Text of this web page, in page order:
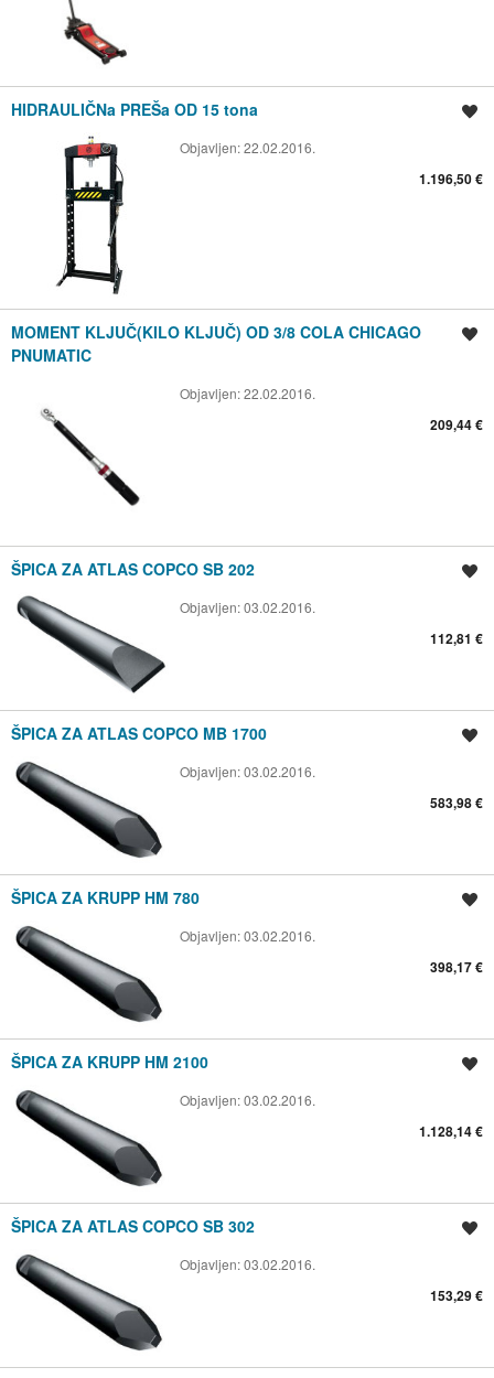
HIDRAULIČNa PREŠa OD 15 tona
Objavljen:22.02.2016.
1.196,50 €
MOMENT KLJUČ(KILO KLJUČ) OD 3/8 COLA CHICAGO
PNUMATIC
Objavljen:22.02.2016.
209,44 €
ŠPICA ZA ATLAS COPCO SB 202
Objavljen:03.02.2016.
112,81 €
ŠPICA ZA ATLAS COPCO MB 1700
Objavljen:03.02.2016.
583,98 €
ŠPICA ZA KRUPP HM 780
Objavljen:03.02.2016.
398,17 €
ŠPICA ZA KRUPP HM 2100
Objavljen:03.02.2016.
1.128,14 €
ŠPICA ZA ATLAS COPCO SB 302
Objavljen:03.02.2016.
153,29 €